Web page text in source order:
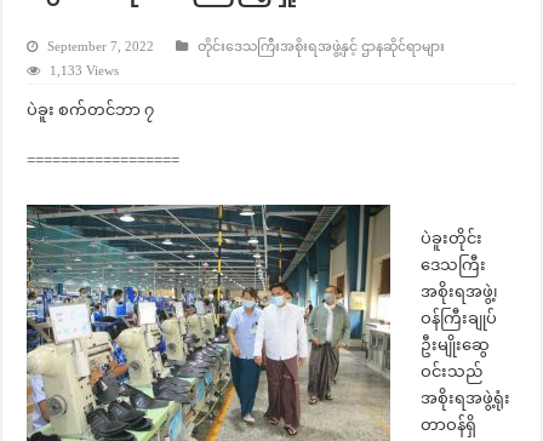
September 7, 2022
တိုင်းဒေသကြီးအစိုးရအဖွဲ့နှင့် ဌာနဆိုင်ရာများ
1,133 Views
ပဲခူး စက်တင်ဘာ ၇
==================
ပဲခူးတိုင်း
ဒေသကြီး
အစိုးရအဖွဲ့၊
ဝန်ကြီးချုပ်
ဦးမျိုးဆွေ
ဝင်းသည်
အစိုးရအဖွဲ့ရုံး
တာဝန်ရှိ